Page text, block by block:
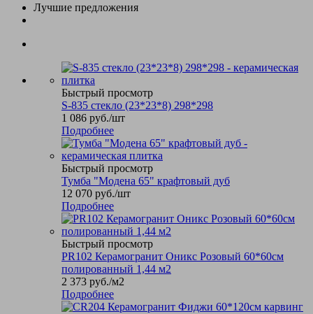
Лучшие предложения
Быстрый просмотр
S-835 стекло (23*23*8) 298*298
1 086 руб./шт
Подробнее
Быстрый просмотр
Тумба "Модена 65" крафтовый дуб
12 070 руб./шт
Подробнее
Быстрый просмотр
PR102 Керамогранит Оникс Розовый 60*60см
полированный 1,44 м2
2 373 руб./м2
Подробнее